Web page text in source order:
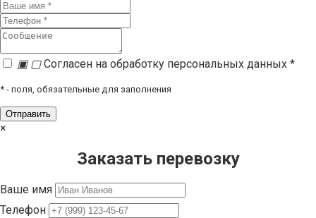
▣ ▢Согласен на обработку персональных данных *
* - поля, обязательные для заполнения
×
Заказать перевозку
Ваше имя
Телефон